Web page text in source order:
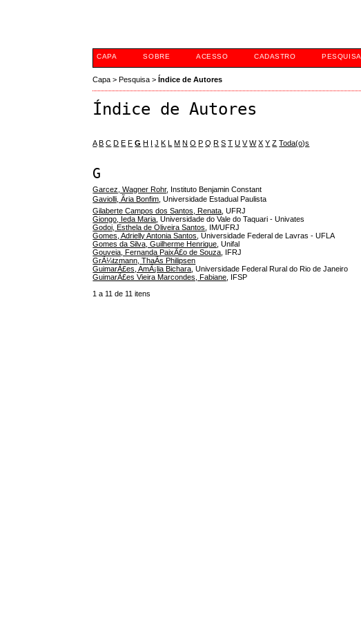
CAPA SOBRE ACESSO CADASTRO PESQUISA
Capa >Pesquisa >Índice de Autores
Índice de Autores
A B C D E F G H I J K L M N O P Q R S T U V W X Y Z Toda(o)s
G
Garcez, Wagner Rohr, Instituto Benjamin Constant
Gaviolli, Ãria Bonfim , Universidade Estadual Paulista
Gilaberte Campos dos Santos, Renata , UFRJ
Giongo, Ieda Maria , Universidade do Vale do Taquari - Univates
Godoi, Esthela de Oliveira Santos
, IM/UFRJ
Gomes, Adrielly Antonia Santos , Universidade Federal de Lavras - UFLA
Gomes da Silva, Guilherme Henrique , Unifal
Gouveia, Fernanda PaixÃ£o de Souza , IFRJ
GrÃ¼tzmann, ThaÃ­s Philipsen
GuimarÃ£es, AmÃ¡lia Bichara , Universidade Federal Rural do Rio de Janeiro
GuimarÃ£es Vieira Marcondes, Fabiane , IFSP
1 a 11 de 11 itens